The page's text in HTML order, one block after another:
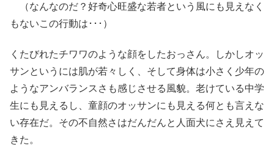
（なんなのだ？好奇心旺盛な若者という風にも見えなく
もないこの行動は･･･）
くたびれたチワワのような顔をしたおっさん。しかしオッ
サンというには肌が若々しく、そして身体は小さく少年の
ようなアンバランスさも感じさせる風貌。老けている中学
生にも見えるし、童顔のオッサンにも見える何とも言えな
い存在だ。その不自然さはだんだんと人面犬にさえ見えて
きた。